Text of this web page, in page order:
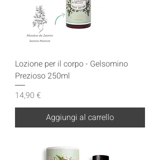
Lozione per il corpo - Gelsomino
Prezioso 250ml
Prezzo
14,90 €
Aggiungi al carrello